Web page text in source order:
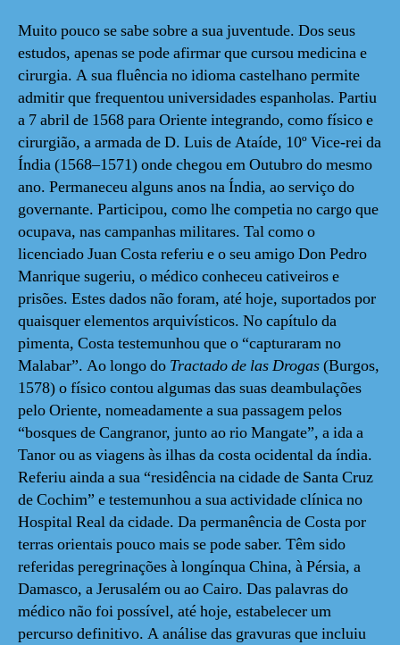
Muito pouco se sabe sobre a sua juventude. Dos seus
estudos, apenas se pode afirmar que cursou medicina e
cirurgia. A sua fluência no idioma castelhano permite
admitir que frequentou universidades espanholas. Partiu
a 7 abril de 1568 para Oriente integrando, como físico e
cirurgião, a armada de D. Luis de Ataíde, 10º Vice-rei da
Índia (1568–1571) onde chegou em Outubro do mesmo
ano. Permaneceu alguns anos na Índia, ao serviço do
governante. Participou, como lhe competia no cargo que
ocupava, nas campanhas militares. Tal como o
licenciado Juan Costa referiu e o seu amigo Don Pedro
Manrique sugeriu, o médico conheceu cativeiros e
prisões. Estes dados não foram, até hoje, suportados por
quaisquer elementos arquivísticos. No capítulo da
pimenta, Costa testemunhou que o “capturaram no
Malabar”. Ao longo do Tractado de las Drogas(Burgos,
1578) o físico contou algumas das suas deambulações
pelo Oriente, nomeadamente a sua passagem pelos
“bosques de Cangranor, junto ao rio Mangate”, a ida a
Tanor ou as viagens às ilhas da costa ocidental da índia.
Referiu ainda a sua “residência na cidade de Santa Cruz
de Cochim” e testemunhou a sua actividade clínica no
Hospital Real da cidade. Da permanência de Costa por
terras orientais pouco mais se pode saber. Têm sido
referidas peregrinações à longínqua China, à Pérsia, a
Damasco, a Jerusalém ou ao Cairo. Das palavras do
médico não foi possível, até hoje, estabelecer um
percurso definitivo. A análise das gravuras que incluiu